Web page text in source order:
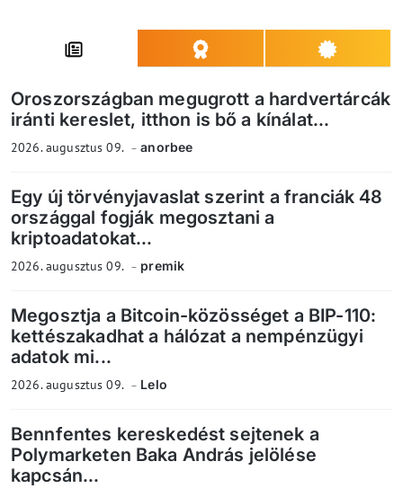
Oroszországban megugrott a hardvertárcák
iránti kereslet, itthon is bő a kínálat...
2026. augusztus 09. anorbee
Egy új törvényjavaslat szerint a franciák 48
országgal fogják megosztani a
kriptoadatokat...
2026. augusztus 09. premik
Megosztja a Bitcoin-közösséget a BIP-110:
kettészakadhat a hálózat a nempénzügyi
adatok mi...
2026. augusztus 09. Lelo
Bennfentes kereskedést sejtenek a
Polymarketen Baka András jelölése
kapcsán...